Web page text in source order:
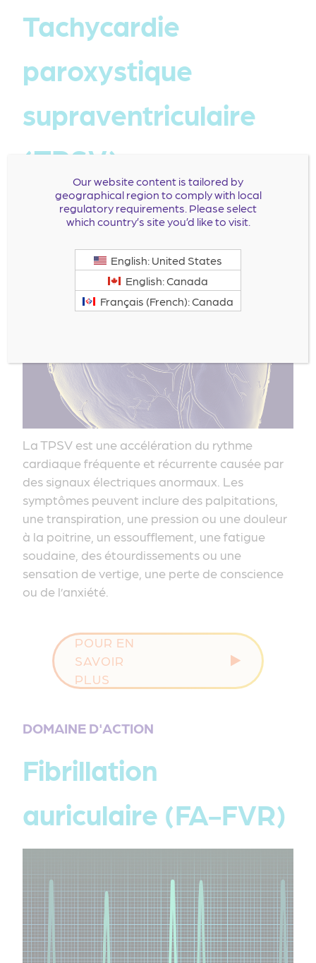
Tachycardie
paroxystique
supraventriculaire
(TPSV)
La TPSV est une accélération du rythme
cardiaque fréquente et récurrente causée par
des signaux électriques anormaux. Les
symptômes peuvent inclure des palpitations,
une transpiration, une pression ou une douleur
à la poitrine, un essoufflement, une fatigue
soudaine, des étourdissements ou une
sensation de vertige, une perte de conscience
ou de l’anxiété.
POUR EN
SAVOIR
PLUS
DOMAINE D'ACTION
Fibrillation
auriculaire (FA-FVR)
Our website content is tailored by
geographical region to comply with local
regulatory requirements. Please select
which country’s site you’d like to visit.
English: United States
English: Canada
Français (French): Canada